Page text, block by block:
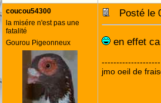
coucou54300
la misére n'est pas une
fatalité
Gourou Pigeonneux
Posté le
en effet
--------------------
jmo oeil de